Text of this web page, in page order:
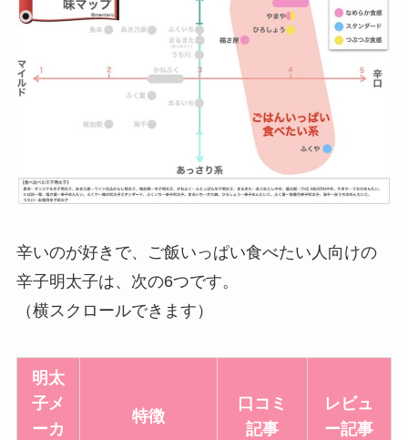
辛いのが好きで、ご飯いっぱい食べたい人向けの
辛子明太子は、次の6つです。
（横スクロールできます）
明太
子メ
ーカ
特徴
口コミ
記事
レビュ
ー記事